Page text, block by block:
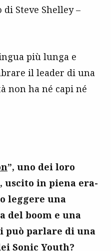
Steve Shelley –
più lunga e
il leader di una
non ha né capi né
”, uno dei loro
in piena era-
leggere una
del boom e una
può parlare di una
Sonic Youth?